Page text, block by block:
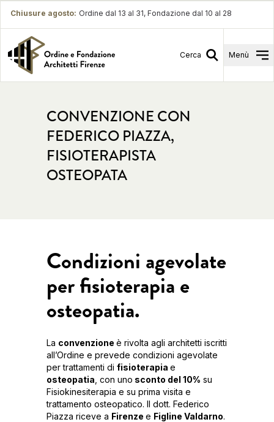
Chiusure agosto: Ordine dal 13 al 31, Fondazione dal 10 al 28
Cerca Menù
CONVENZIONE CON
FEDERICO PIAZZA,
FISIOTERAPISTA
OSTEOPATA
Condizioni agevolate
per fisioterapia e
osteopatia.
La convenzione è rivolta agli architetti iscritti
all’Ordine e prevede condizioni agevolate
per trattamenti di fisioterapia e
osteopatia , con uno sconto del 10% su
Fisiokinesiterapia e su prima visita e
trattamento osteopatico. Il dott. Federico
Piazza riceve a Firenze e Figline Valdarno.